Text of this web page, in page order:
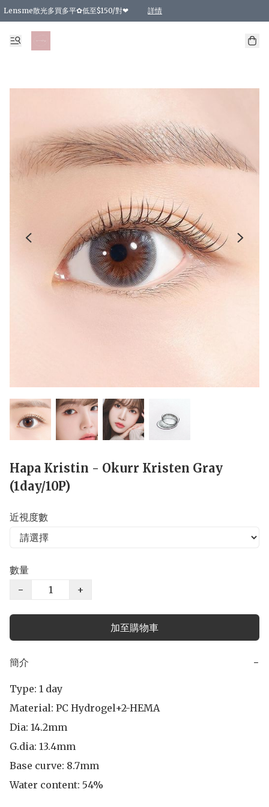
Lensme散光多買多平✿低至$150/對❤ 詳情
台灣Karacon⁩✧日拋 特價清貨❁⃘
日本韓國多款日/月拋現貨☼ 特價❤︎數量有限 售完即止
🇰🇷韓國多款月拋現貨 特價兩對$99✿數量有限 售完即止♫
精選商品，任選買2件或以上9 折；買4件或以上85 折；買6件或以上8 折
精選商品，任選買2件HKD 140.00；買4件HKD 260.00
精選商品，任選買2件HKD 190.00；買4件HKD 360.00
精選商品，任選買2件HKD 110.00；買4件HKD 180.00
精選商品，任選買2件HKD 170.00；買4件HKD 320.00
精選商品，任選買2件或以上減HKD 148.00
精選商品，任選買2件或以上減HKD 148.00
精選商品，任選買2件或以上95 折；買4件或以上9 折；買6件或以上85 折；買8件
精選商品，任選買12件或以上87 折
精選商品，任選買2件或以上減HKD 16.00；買4件或以上減HKD 32.00；買6
精選商品，任選買2件或以上95 折；買4件或以上9 折；買8件或以上85 折；買12
購物滿 HKD 800.00即享免運費優惠！（適用於 特定的送貨方式 )
Hapa Kristin - Okurr Kristen Gray
(1day/10P)
近視度數
數量
−
+
加至購物車
簡介 −
Type: 1 day
Material: PC Hydrogel+2-HEMA
Dia: 14.2mm
G.dia: 13.4mm
Base curve: 8.7mm
Water content: 54%